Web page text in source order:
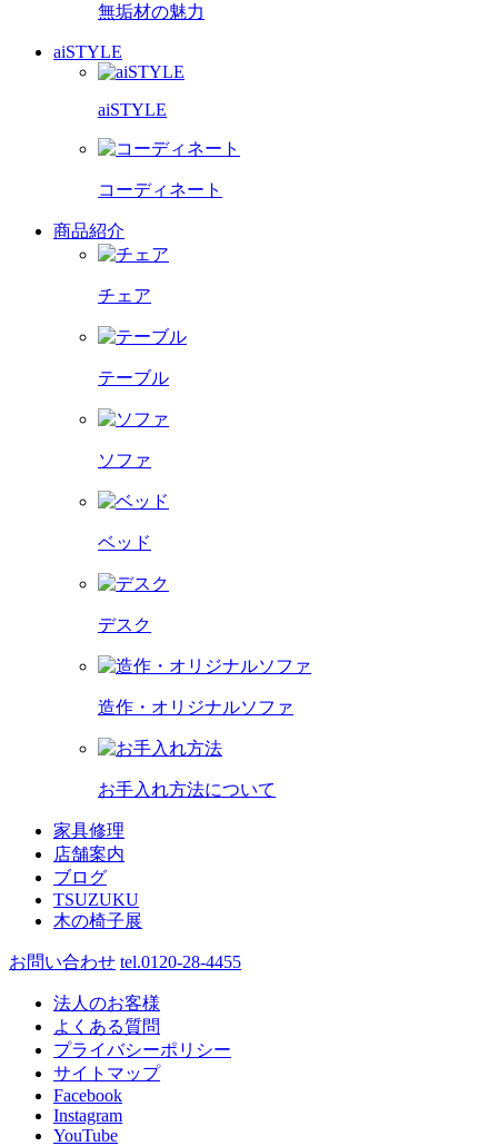
無垢材の魅力
aiSTYLE
aiSTYLE
コーディネート
商品紹介
チェア
テーブル
ソファ
ベッド
デスク
造作・オリジナルソファ
お手入れ方法について
家具修理
店舗案内
ブログ
TSUZUKU
木の椅子展
お問い合わせ tel.0120-28-4455
法人のお客様
よくある質問
プライバシーポリシー
サイトマップ
Facebook
Instagram
YouTube